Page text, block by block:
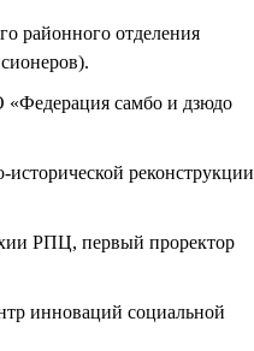
районного отделения
самбо и дзюдо
реконструкции
РПЦ, первый проректор
инноваций социальной